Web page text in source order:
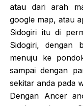
atau dari arah
google map, atau
Sidogiri itu di
Sidogiri, dengan
menuju ke
sampai dengan
sekitar anda pada
Dengan Ancer